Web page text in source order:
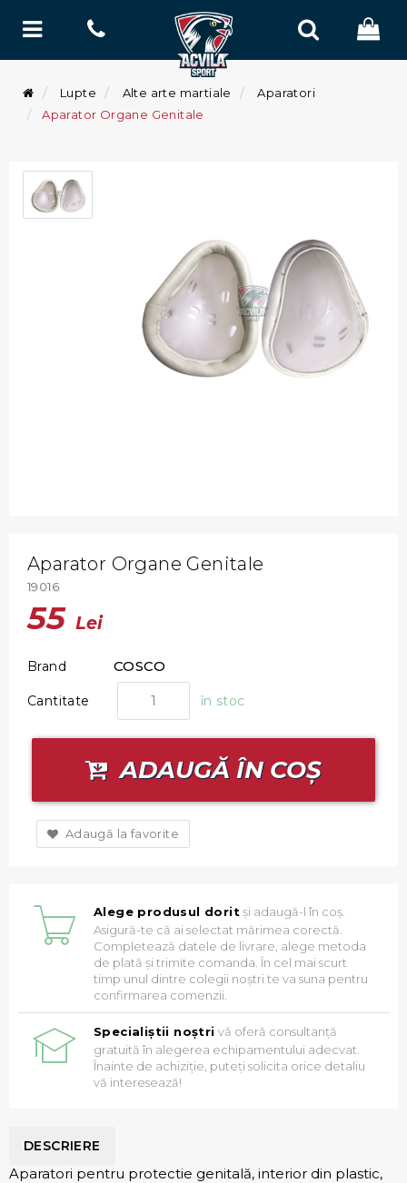
Lupte Alte arte martiale
Aparatori
Aparator Organe Genitale
Aparator Organe Genitale
19016
55Lei
Brand COSCO
Cantitate în stoc
ADAUGĂ ÎN COȘ
Adaugă la favorite
Alege produsul doritși adaugă-l în coș.
Asigură-te că ai selectat mărimea corectă.
Completează datele de livrare, alege metoda
de plată și trimite comanda. În cel mai scurt
timp unul dintre colegii noștri te va suna pentru
confirmarea comenzii.
Specialiștii noștri vă oferă consultanță
gratuită în alegerea echipamentului adecvat.
Înainte de achiziție, puteți solicita orice detaliu
vă interesează!
DESCRIERE
Aparatori pentru protectie genitală, interior din plastic,